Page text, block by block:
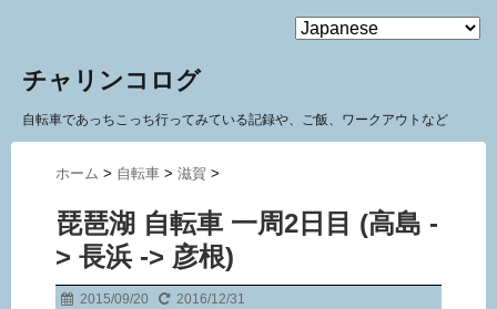
MENU
チャリンコログ
自転車であっちこっち行ってみている記録や、ご飯、ワークアウトなど
ホーム > 自転車 > 滋賀 >
琵琶湖 自転車 一周2日目 (高島 -
> 長浜 -> 彦根)
2015/09/20 2016/12/31